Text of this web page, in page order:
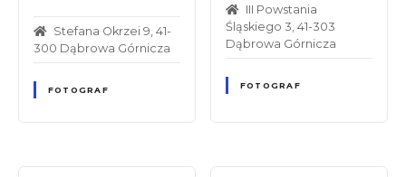
Stefana Okrzei 9, 41-
300 Dąbrowa Górnicza
FOTOGRAF
III Powstania
Śląskiego 3, 41-303
Dąbrowa Górnicza
FOTOGRAF